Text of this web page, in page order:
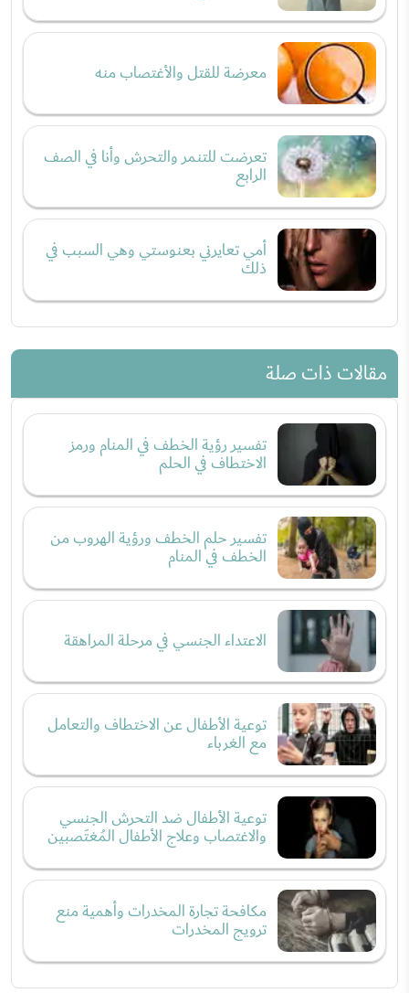
معرضة للقتل والأغتصاب منه
تعرضت للتنمر والتحرش وأنا في الصف
الرابع
أمي تعايرني بعنوستي وهي السبب في
ذلك
مقالات ذات صلة
تفسير رؤية الخطف في المنام ورمز
الاختطاف في الحلم
تفسير حلم الخطف ورؤية الهروب من
الخطف في المنام
الاعتداء الجنسي في مرحلة المراهقة
توعية الأطفال عن الاختطاف والتعامل
مع الغرباء
توعية الأطفال ضد التحرش الجنسي
والاغتصاب وعلاج الأطفال المُغتَصبين
مكافحة تجارة المخدرات وأهمية منع
ترويج المخدرات